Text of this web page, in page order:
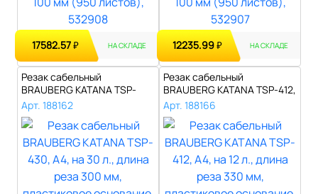
17582.57₽ НА СКЛАДЕ 12235.99₽ НА СКЛАДЕ
Резак сабельный
BRAUBERG KATANA TSP-
430, А4, на 30 л., ..
Арт. 188162
Резак сабельный
BRAUBERG KATANA TSP-412,
А4, на 12 л., ..
Арт. 188166